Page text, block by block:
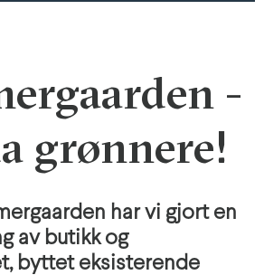
-
grønnere!
har vi gjort en
av butikk og
byttet eksisterende